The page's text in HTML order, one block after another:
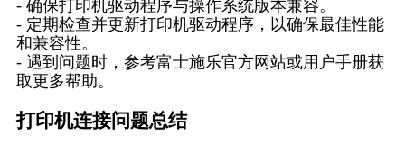
- 确保打印机驱动程序与操作系统版本兼容。
- 定期检查并更新打印机驱动程序，以确保最佳性能
和兼容性。
- 遇到问题时，参考富士施乐官方网站或用户手册获
取更多帮助。
打印机连接问题总结